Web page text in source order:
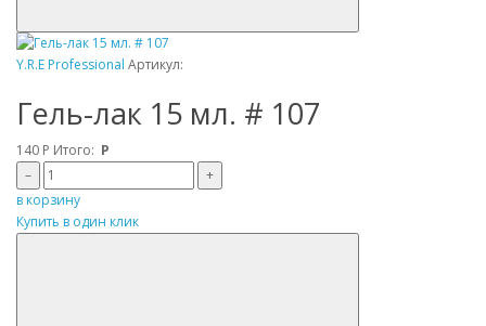
Y.R.E Professional Артикул:
Гель-лак 15 мл. # 107
140 Р Итого: Р
–
+
в корзину
Купить в один клик